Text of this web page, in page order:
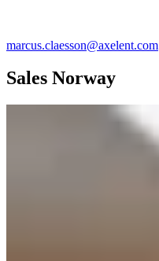
marcus.claesson@axelent.com
Sales Norway